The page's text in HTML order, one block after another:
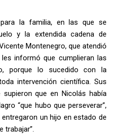
la familia, en las que se
y la extendida cadena de
Montenegro, que atendió
informó que cumplieran las
porque lo sucedido con la
intervención científica. Sus
que en Nicolás había
“que hubo que perseverar”,
un hijo en estado de
trabajar”.